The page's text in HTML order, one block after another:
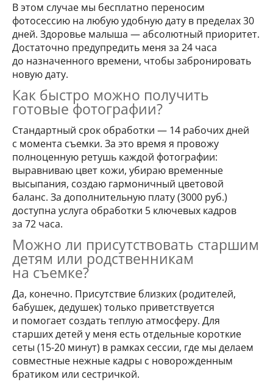
В этом случае мы бесплатно переносим
фотосессию на любую удобную дату в пределах 30
дней. Здоровье малыша — абсолютный приоритет.
Достаточно предупредить меня за 24 часа
до назначенного времени, чтобы забронировать
новую дату.
Как быстро можно получить
готовые фотографии?
Стандартный срок обработки — 14 рабочих дней
с момента съемки. За это время я провожу
полноценную ретушь каждой фотографии:
выравниваю цвет кожи, убираю временные
высыпания, создаю гармоничный цветовой
баланс. За дополнительную плату (3000 руб.)
доступна услуга обработки 5 ключевых кадров
за 72 часа.
Можно ли присутствовать старшим
детям или родственникам
на съемке?
Да, конечно. Присутствие близких (родителей,
бабушек, дедушек) только приветствуется
и помогает создать теплую атмосферу. Для
старших детей у меня есть отдельные короткие
сеты (15-20 минут) в рамках сессии, где мы делаем
совместные нежные кадры с новорожденным
братиком или сестричкой.